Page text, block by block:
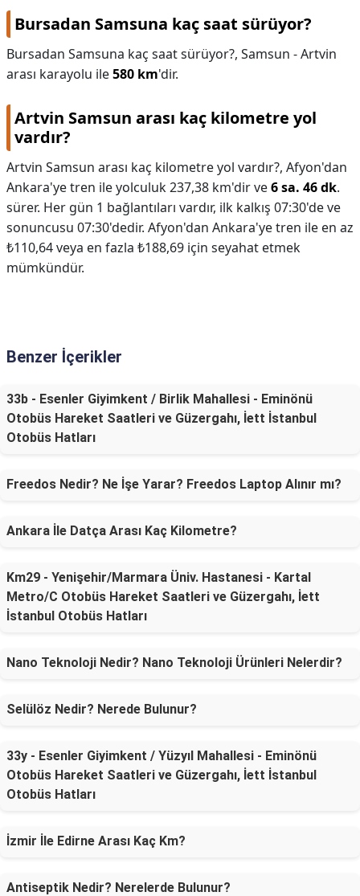
Bursadan Samsuna kaç saat sürüyor?
Bursadan Samsuna kaç saat sürüyor?, Samsun - Artvin
arası karayolu ile580 km'dir.
Artvin Samsun arası kaç kilometre yol
vardır?
Artvin Samsun arası kaç kilometre yol vardır?, Afyon'dan
Ankara'ye tren ile yolculuk 237,38 km'dir ve6 sa. 46 dk.
sürer. Her gün 1 bağlantıları vardır, ilk kalkış 07:30'de ve
sonuncusu 07:30'dedir. Afyon'dan Ankara'ye tren ile en az
₺110,64 veya en fazla ₺188,69 için seyahat etmek
mümkündür.
Benzer İçerikler
33b - Esenler Giyimkent / Birlik Mahallesi - Eminönü
Otobüs Hareket Saatleri ve Güzergahı, İett İstanbul
Otobüs Hatları
Freedos Nedir? Ne İşe Yarar? Freedos Laptop Alınır mı?
Ankara İle Datça Arası Kaç Kilometre?
Km29 - Yenişehir/Marmara Üniv. Hastanesi - Kartal
Metro/C Otobüs Hareket Saatleri ve Güzergahı, İett
İstanbul Otobüs Hatları
Nano Teknoloji Nedir? Nano Teknoloji Ürünleri Nelerdir?
Selülöz Nedir? Nerede Bulunur?
33y - Esenler Giyimkent / Yüzyıl Mahallesi - Eminönü
Otobüs Hareket Saatleri ve Güzergahı, İett İstanbul
Otobüs Hatları
İzmir İle Edirne Arası Kaç Km?
Antiseptik Nedir? Nerelerde Bulunur?